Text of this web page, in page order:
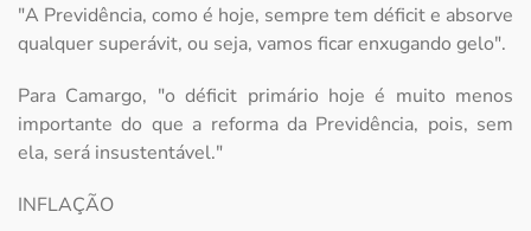
"A Previdência, como é hoje, sempre tem déficit e absorve
qualquer superávit, ou seja, vamos ficar enxugando gelo".
Para Camargo, "o déficit primário hoje é muito menos
importante do que a reforma da Previdência, pois, sem
ela, será insustentável."
INFLAÇÃO